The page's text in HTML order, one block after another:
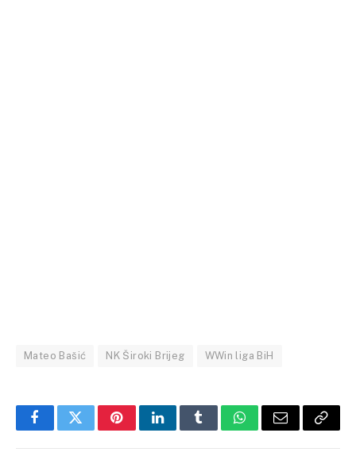
Mateo Bašić NK Široki Brijeg WWin liga BiH
FacebookTwitterPinterestLinkedInTumblrWhatsApp
Email Copy